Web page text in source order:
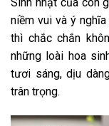
niềm vui và ý
thì chắc chắn
những loài hoa
tươi sáng, dịu
trân trọng.